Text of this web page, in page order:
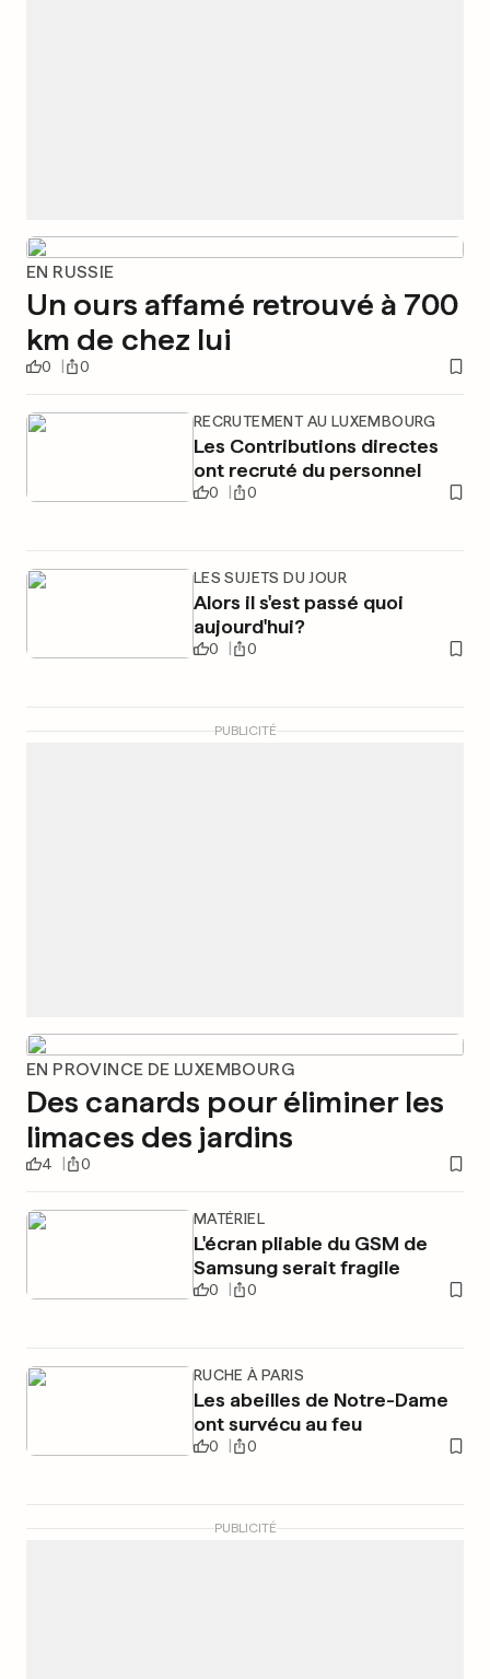
EN RUSSIE
Un ours affamé retrouvé à 700
km de chez lui
0 0
RECRUTEMENT AU LUXEMBOURG
Les Contributions directes
ont recruté du personnel
0 0
LES SUJETS DU JOUR
Alors il s'est passé quoi
aujourd'hui?
0 0
PUBLICITÉ
EN PROVINCE DE LUXEMBOURG
Des canards pour éliminer les
limaces des jardins
4 0
MATÉRIEL
L'écran pliable du GSM de
Samsung serait fragile
0 0
RUCHE À PARIS
Les abeilles de Notre-Dame
ont survécu au feu
0 0
PUBLICITÉ